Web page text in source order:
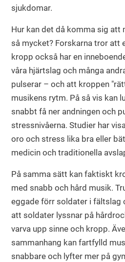
sjukdomar.
Hur kan det då komma sig att
så mycket? Forskarna tror att
kropp också har en
våra hjärtslag och många
pulserar – och att kroppen
musikens rytm. På så vis kan
snabbt få ner andningen och
stressnivåerna. Studier har
oro och stress lika bra eller
medicin och traditionella
På samma sätt kan faktiskt
med snabb och hård musik.
eggade förr soldater i fältslag
att soldater lyssnar på
varva upp sinne och kropp.
sammanhang kan fartfylld
snabbare och lyfter mer på